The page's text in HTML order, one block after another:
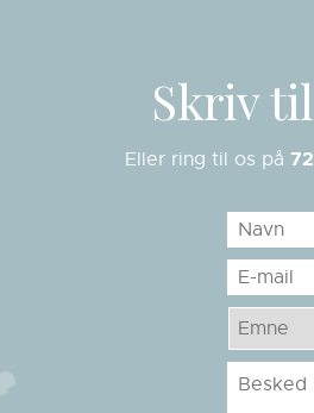
Skriv
Eller ring til os på
Navn
E-
mail
Emne
Besked